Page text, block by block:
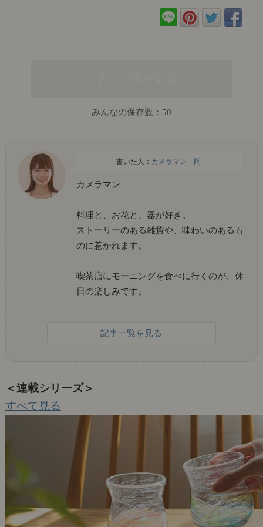
みんなの保存数： 50
カメラマン 岡
カメラマン
料理と、お花と、器が好き。
ストーリーのある雑貨や、味わいのあるも
のに惹かれます。
喫茶店にモーニングを食べに行くのが、休
日の楽しみです。
記事一覧を見る
＜連載シリーズ＞
すべて見る